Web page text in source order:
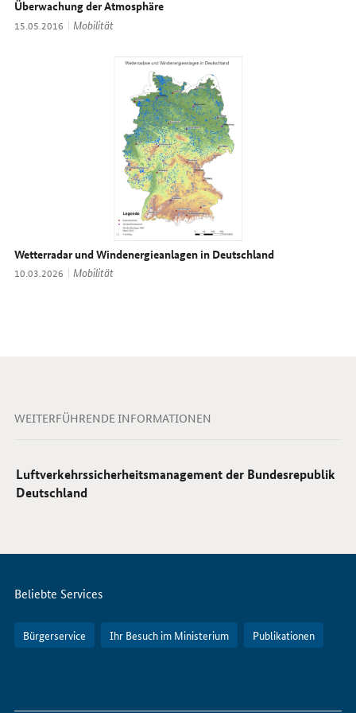
Überwachung der Atmosphäre
Datum:
15.05.2016 Thema:
Mobilität
Wetterradar und Windenergieanlagen in Deutschland
Datum:
10.03.2026 Thema:
Mobilität
WEITERFÜHRENDE INFORMATIONEN
Luftverkehrssicherheitsmanagement der Bundesrepublik
Deutschland
Servicemenü
Beliebte Services
Bürgerservice Ihr Besuch im Ministerium Publikationen